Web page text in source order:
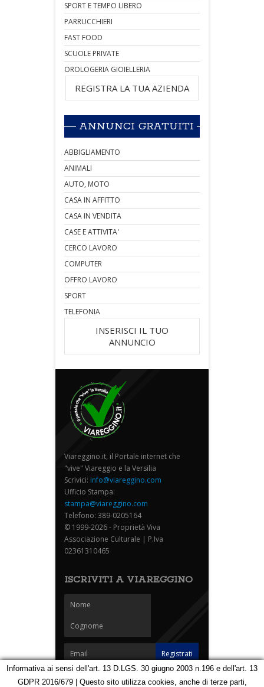
SPORT E TEMPO LIBERO
PARRUCCHIERI
FAST FOOD
SCUOLE PRIVATE
OROLOGERIA GIOIELLERIA
REGISTRA LA TUA AZIENDA
ANNUNCI GRATUITI
ABBIGLIAMENTO
ANIMALI
AUTO, MOTO
CASA IN AFFITTO
CASA IN VENDITA
CASE E ATTIVITA'
CERCO LAVORO
COMPUTER
OFFRO LAVORO
SPORT
TELEFONIA
INSERISCI IL TUO
ANNUNCIO
Viareggino.it, il Portale internet che
"vive" Viareggio e la Versilia
Scrivici: info@viareggino.com
Ufficio Stampa:
stampa@viareggino.com
Telefono: 389-0205164
© 1999-2026 - Proprietà Viva
Associazione Culturale | P.Iva
02361310465
ISCRIVITI A VIAREGGINO
Informativa ai sensi dell'art. 13 D.LGS. 30 giugno 2003 n.196 e dell'art. 13
GDPR 2016/679 | Questo sito utilizza cookies, anche di terze parti,